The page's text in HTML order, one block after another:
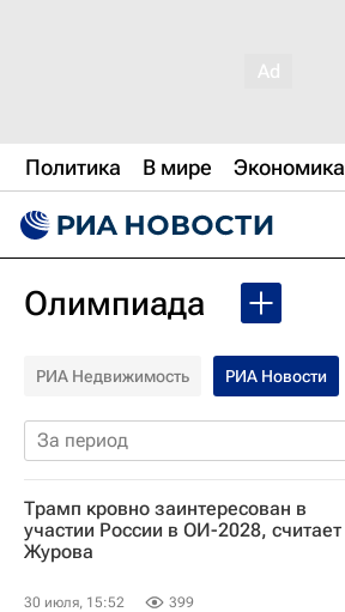
Политика В мире Экономика
Олимпиада
РИА Недвижимость РИА Новости
За период
Трамп кровно заинтересован в
участии России в ОИ-2028, считает
Журова
30 июля, 15:52 399